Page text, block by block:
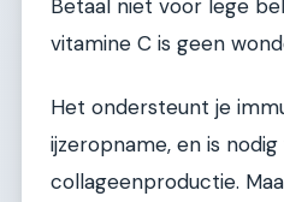
Betaal niet voor lege
vitamine C is geen
Het ondersteunt je
ijzeropname, en is
collageenproductie.